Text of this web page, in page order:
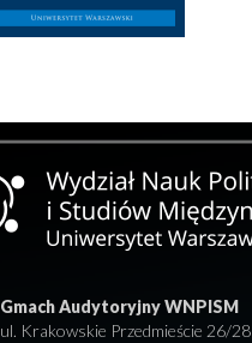
Gmach Audytoryjny WNPISM
ul. Krakowskie Przedmieście 26/28